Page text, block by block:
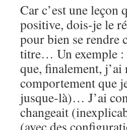
Car c’est une leçon
positive, dois-je le
pour bien se rendre
titre… Un exemple :
que, finalement,
comportement que
jusque-là)… J’ai
changeait
(avec des